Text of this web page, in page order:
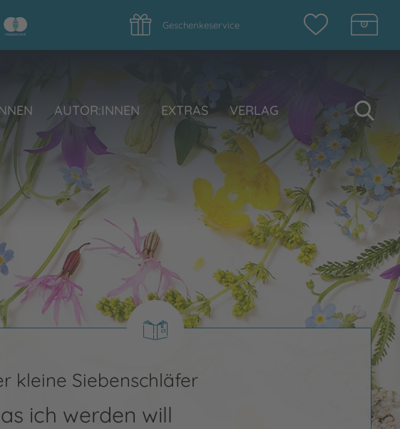
Geschenkeservice
AUTOR:INNEN EXTRAS VERLAG
kleine Siebenschläfer
ich werden will